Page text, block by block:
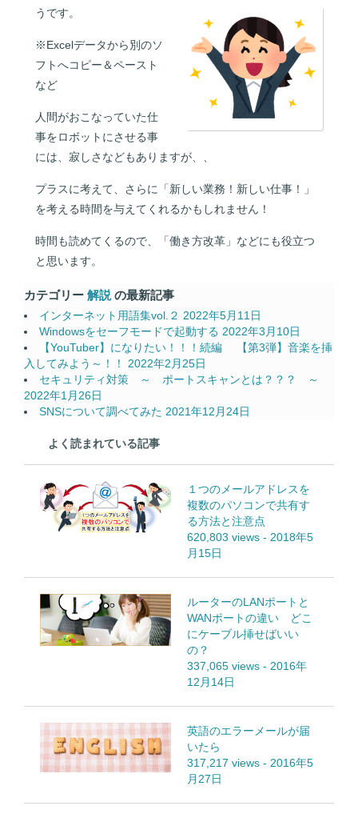
うです。
※Excelデータから別のソ
フトへコピー＆ペースト
など
人間がおこなっていた仕
事をロボットにさせる事
には、寂しさなどもありますが、、
プラスに考えて、さらに「新しい業務！新しい仕事！」
を考える時間を与えてくれるかもしれません！
時間も読めてくるので、「働き方改革」などにも役立つ
と思います。
カテゴリー 解説の最新記事
インターネット用語集vol.２ 2022年5月11日
Windowsをセーフモードで起動する 2022年3月10日
【YouTuber】になりたい！！！続編 【第3弾】音楽を挿
入してみよう～！！ 2022年2月25日
セキュリティ対策 ～ ポートスキャンとは？？？ ～
2022年1月26日
SNSについて調べてみた 2021年12月24日
よく読まれている記事
１つのメールアドレスを
複数のパソコンで共有す
る方法と注意点
620,803 views - 2018年5
月15日
ルーターのLANポートと
WANポートの違い どこ
にケーブル挿せばいい
の？
337,065 views - 2016年
12月14日
英語のエラーメールが届
いたら
317,217 views - 2016年5
月27日